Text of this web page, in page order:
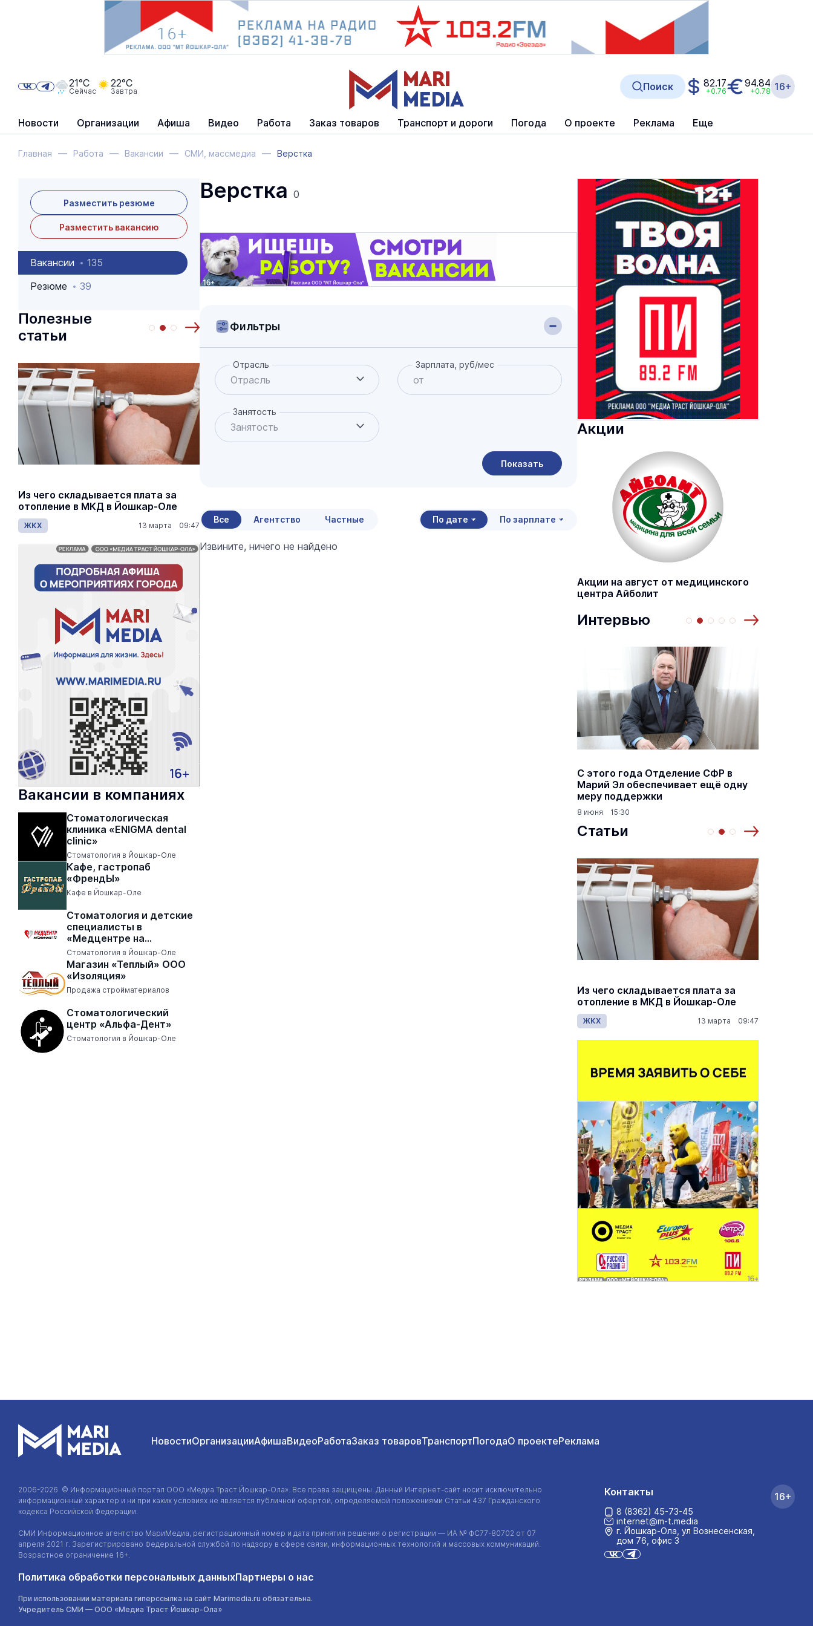
Новости Организации Афиша Видео Работа Заказ товаров Транспорт и дороги Погода О проекте Реклама Еще
21°C
Сейчас
22°C
Завтра Поиск 82.17
+0.76
94.84
+0.78 16+
Главная Работа Вакансии СМИ, массмедиа Верстка
Разместить резюме
Разместить вакансию
Вакансии
135
Резюме
39
Полезные
статьи
Из чего складывается плата за
отопление в МКД в Йошкар-Оле
ЖКХ 13 марта 09:47 Общество 9 января 12:00
Вакансии в компаниях
Стоматологическая
клиника «ENIGMA dental
clinic»
Стоматология в Йошкар-Оле
Кафе, гастропаб
«ФрендЫ»
Кафе в Йошкар-Оле
Стоматология и детские
специалисты в
«Медцентре на
Советской 173»
Стоматология в Йошкар-Оле
Магазин «Теплый» ООО
«Изоляция»
Продажа стройматериалов
Стоматологический
центр «Альфа-Дент»
Стоматология в Йошкар-Оле
Верстка 0
Фильтры
Отрасль Зарплата, руб/мес
Занятость
Показать
Все Агентство Частные По дате По зарплате
Извините, ничего не найдено
Акции
Акции на август от медицинского
центра Айболит
Интервью
С этого года Отделение СФР в
Марий Эл обеспечивает ещё одну
меру поддержки
8 июня 15:30
Статьи
Из чего складывается плата за
отопление в МКД в Йошкар-Оле
ЖКХ 13 марта 09:47
НовостиОрганизацииАфишаВидеоРаботаЗаказ товаровТранспортПогодаО проектеРеклама
2006-2026 © Информационный портал ООО «Медиа Траст Йошкар-Ола». Все права защищены. Данный Интернет-сайт носит исключительно
информационный характер и ни при каких условиях не является публичной офертой, определяемой положениями Статьи 437 Гражданского
кодекса Российской Федерации.
СМИ Информационное агентство МариМедиа, регистрационный номер и дата принятия решения о регистрации — ИА № ФС77-80702 от 07
апреля 2021 г. Зарегистрировано Федеральной службой по надзору в сфере связи, информационных технологий и массовых коммуникаций.
Возрастное ограничение 16+.
Политика обработки персональных данныхПартнеры о нас
При использовании материала гиперссылка на сайт Marimedia.ru обязательна.
Учредитель СМИ — ООО «Медиа Траст Йошкар-Ола»
Контакты
8 (8362) 45-73-45
internet@m-t.media
г. Йошкар‑Ола, ул Вознесенская,
дом 76, офис 3
16+